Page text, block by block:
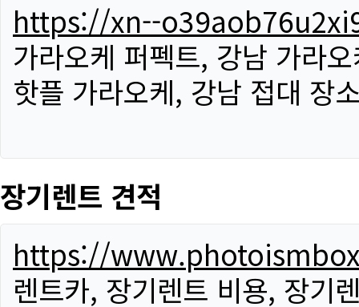
https://xn--
가라오케 퍼펙트, 강남 가라
핫플 가라오케, 강남 접대 장
장기렌트 견적
https://
렌트카, 장기렌트 비용, 장기